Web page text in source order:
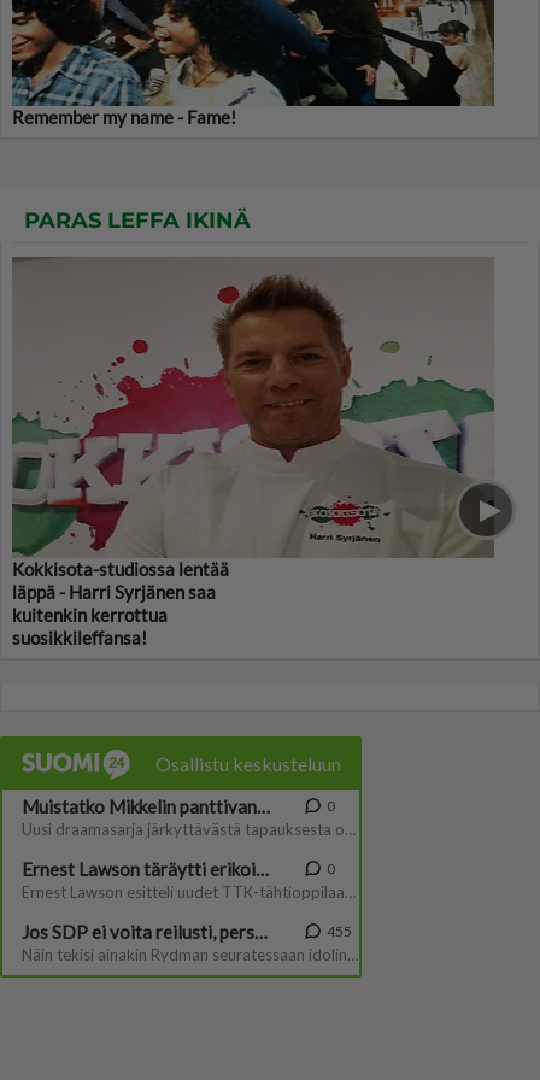
Remember my name - Fame!
PARAS LEFFA IKINÄ
Kokkisota-studiossa lentää
läppä - Harri Syrjänen saa
kuitenkin kerrottua
suosikkileffansa!